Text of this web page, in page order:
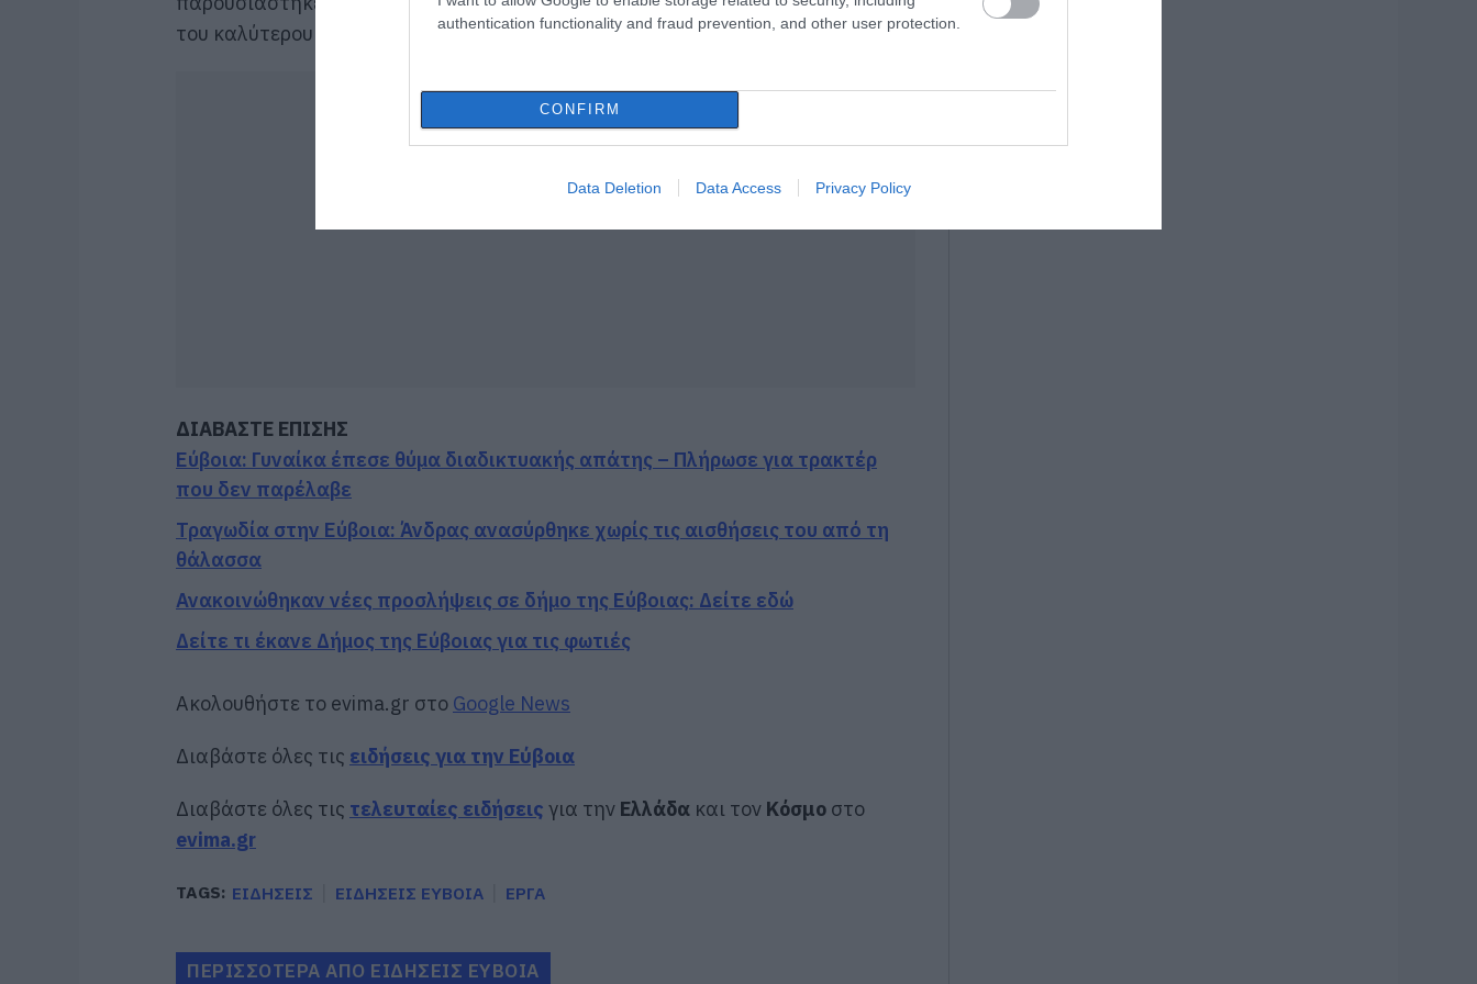
authentication functionality and fraud prevention, and other user protection.
CONFIRM
Data Deletion Data Access Privacy Policy
του καλύτερου σχεδιασμού αθλητικών πολιτικών.
ΔΙΑΒΑΣΤΕ ΕΠΙΣΗΣ
Εύβοια: Γυναίκα έπεσε θύμα διαδικτυακής απάτης – Πλήρωσε για τρακτέρ
που δεν παρέλαβε
Τραγωδία στην Εύβοια: Άνδρας ανασύρθηκε χωρίς τις αισθήσεις του από τη
θάλασσα
Ανακοινώθηκαν νέες προσλήψεις σε δήμο της Εύβοιας: Δείτε εδώ
Δείτε τι έκανε Δήμος της Εύβοιας για τις φωτιές
Ακολουθήστε το evima.gr στο Google News
Διαβάστε όλες τις ειδήσεις για την Εύβοια
Διαβάστε όλες τις τελευταίες ειδήσεις για την Ελλάδα και τον Κόσμο στο
evima.gr
TAGS: ΕΙΔΗΣΕΙΣ ΕΙΔΗΣΕΙΣ ΕΥΒΟΙΑ ΕΡΓΑ
ΠΕΡΙΣΣΟΤΕΡΑ ΑΠΟ ΕΙΔΗΣΕΙΣ ΕΥΒΟΙΑ